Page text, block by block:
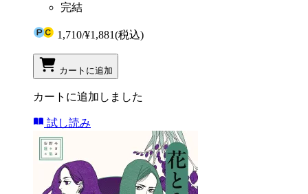
完結
1,710/¥1,881(税込)
カートに追加
カートに追加しました
試し読み